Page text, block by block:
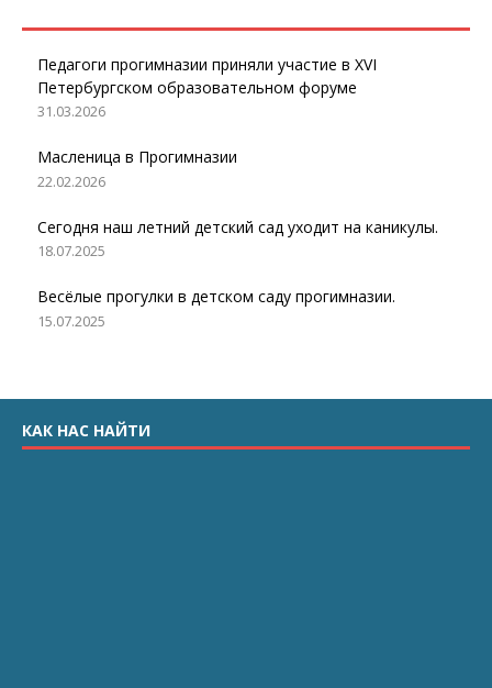
Педагоги прогимназии приняли участие в XVI
Петербургском образовательном форуме
31.03.2026
Масленица в Прогимназии
22.02.2026
Сегодня наш летний детский сад уходит на каникулы.
18.07.2025
Весёлые прогулки в детском саду прогимназии.
15.07.2025
КАК НАС НАЙТИ